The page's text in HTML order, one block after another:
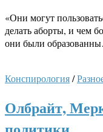
«Они могут
делать аборты, и чем
они были
Конспирология/
Олбрайт,